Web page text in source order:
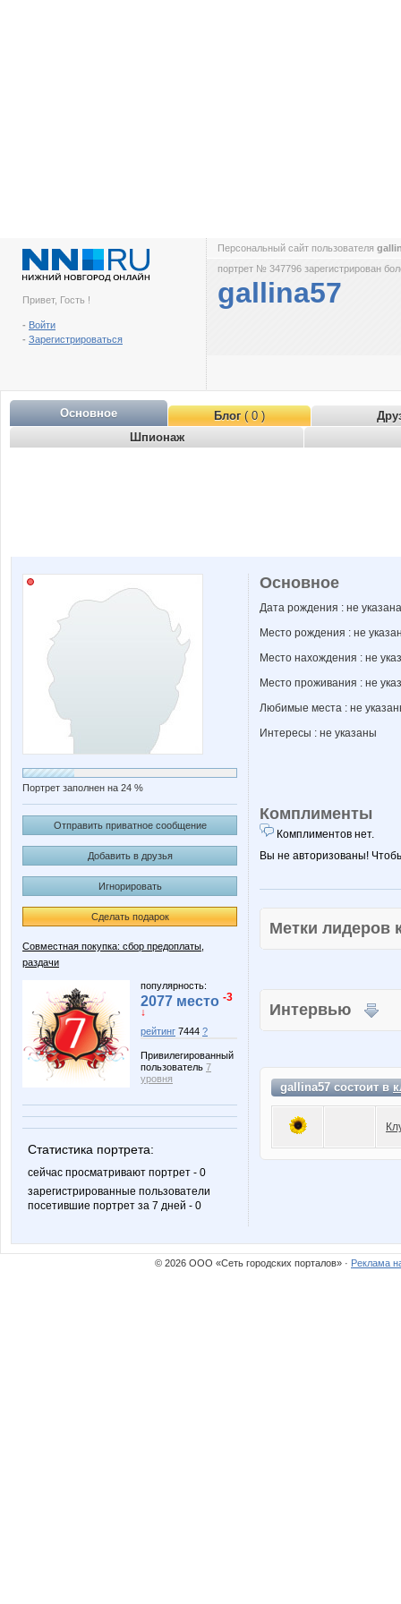
Привет, Гость !
- Войти
- Зарегистрироваться
Персональный сайт пользователя
портрет № 347796 зарегистрирован
gallina57
Основное Блог( 0 )
Шпионаж
Портрет заполнен на 24 %
Отправить приватное сообщение
Добавить в друзья
Игнорировать
Сделать подарок
Совместная покупка: сбор предоплаты,
раздачи
популярность:
2077 место -3
↓
рейтинг 7444 ?
Привилегированный
пользователь 7
уровня
Статистика портрета:
сейчас просматривают портрет - 0
зарегистрированные пользователи
посетившие портрет за 7 дней - 0
Основное
Дата рождения : не указана
Место рождения : не
Место нахождения : не
Место проживания : не
Любимые места : не
Интересы : не указаны
Комплименты
Комплиментов нет.
Вы не авторизованы!
Метки
Интервью
gallina57 состоит в
© 2026 ООО «Сеть городских порталов» · Реклама